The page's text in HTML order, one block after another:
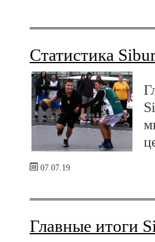
Статистика
07.07.19
Главные итоги